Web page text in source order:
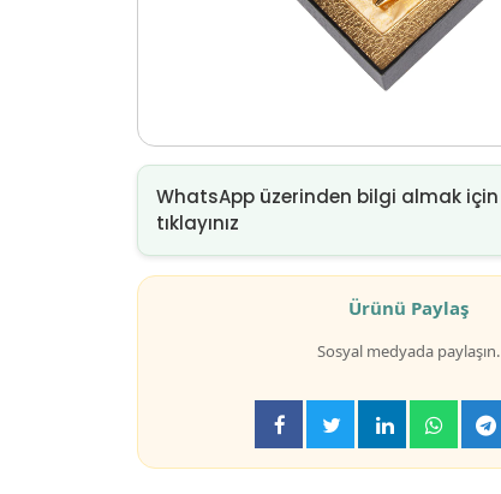
WhatsApp üzerinden bilgi almak için
tıklayınız
Ürünü Paylaş
Sosyal medyada paylaşın.